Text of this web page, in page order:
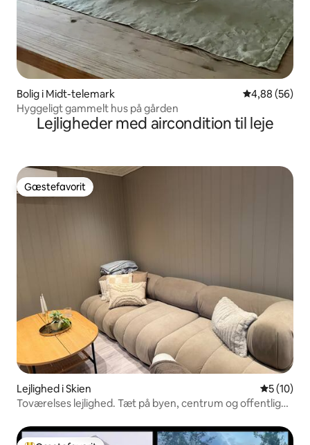
Bolig i Midt-telemark 4,88 ud af 5 i
4,88 (56)
Hyggeligt gammelt hus på gården
Lejligheder med aircondition til leje
Gæstefavorit
Gæstefavorit
Lejlighed i Skien 5 ud af 5 i
5 (10)
Toværelses lejlighed. Tæt på byen, centrum og offentlig